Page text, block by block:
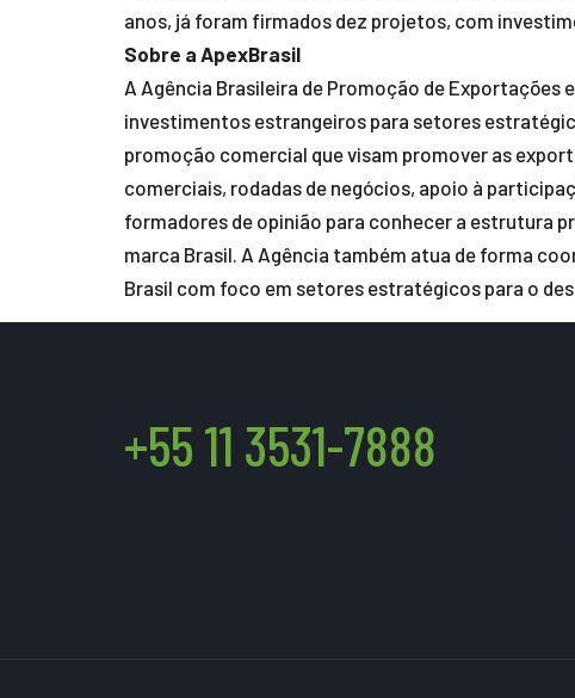
anos, já foram firmados dez projetos, com
Sobre a ApexBrasil
A Agência Brasileira de Promoção de
investimentos estrangeiros para setores
promoção comercial que visam promover as
comerciais, rodadas de negócios, apoio à
formadores de opinião para conhecer a estrutura
marca Brasil. A Agência também atua de forma
Brasil com foco em setores estratégicos para o
+55 11 3531-7888